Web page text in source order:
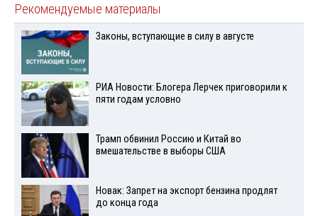
Рекомендуемые материалы
Законы, вступающие в силу в августе
РИА Новости: Блогера Лерчек приговорили к
пяти годам условно
Трамп обвинил Россию и Китай во
вмешательстве в выборы США
Новак: Запрет на экспорт бензина продлят
до конца года